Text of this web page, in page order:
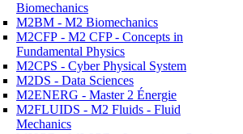
Biomechanics
M2BM - M2 Biomechanics
M2CFP - M2 CFP - Concepts in
Fundamental Physics
M2CPS - Cyber Physical System
M2DS - Data Sciences
M2ENERG - Master 2 Énergie
M2FLUIDS - M2 Fluids - Fluid
Mechanics